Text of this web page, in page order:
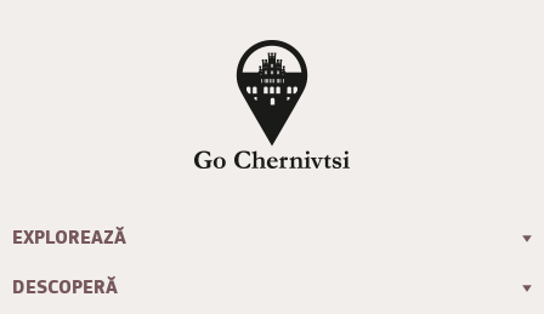
EXPLOREAZĂ
DESCOPERĂ